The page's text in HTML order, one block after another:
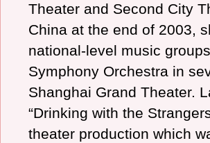
Theater and Second City
China at the end of 2003,
national-level music
Symphony Orchestra in
Shanghai Grand Theater.
“Drinking with the
theater production which